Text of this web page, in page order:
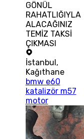
GÖNÜL
RAHATLIĞIYLA
ALACAĞINIZ
TEMİZ TAKSİ
ÇIKMASI
İstanbul ,
Kağıthane
bmw e60
katalizör m57
motor